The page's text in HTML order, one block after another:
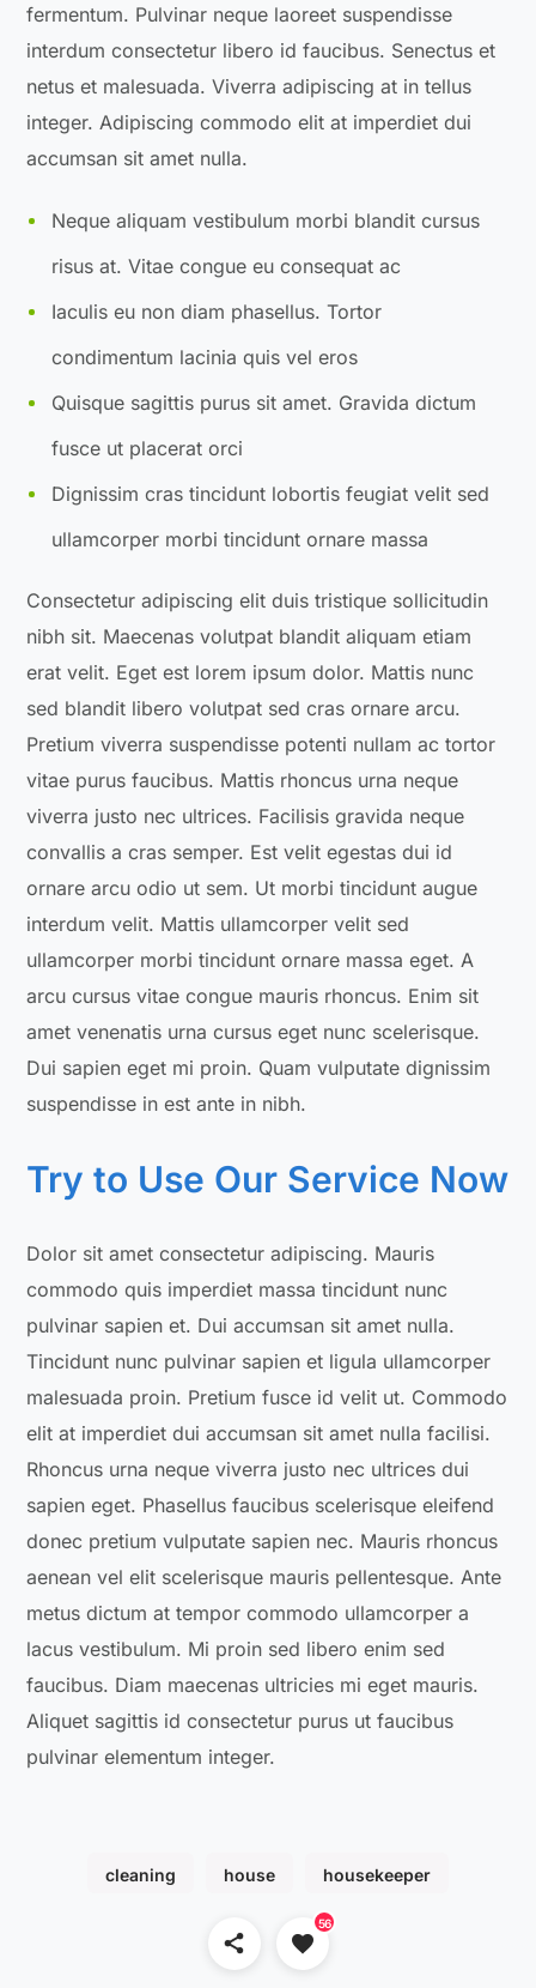
fermentum. Pulvinar neque laoreet suspendisse
interdum consectetur libero id faucibus. Senectus et
netus et malesuada. Viverra adipiscing at in tellus
integer. Adipiscing commodo elit at imperdiet dui
accumsan sit amet nulla.
Neque aliquam vestibulum morbi blandit cursus
risus at. Vitae congue eu consequat ac
Iaculis eu non diam phasellus. Tortor
condimentum lacinia quis vel eros
Quisque sagittis purus sit amet. Gravida dictum
fusce ut placerat orci
Dignissim cras tincidunt lobortis feugiat velit sed
ullamcorper morbi tincidunt ornare massa
Consectetur adipiscing elit duis tristique sollicitudin
nibh sit. Maecenas volutpat blandit aliquam etiam
erat velit. Eget est lorem ipsum dolor. Mattis nunc
sed blandit libero volutpat sed cras ornare arcu.
Pretium viverra suspendisse potenti nullam ac tortor
vitae purus faucibus. Mattis rhoncus urna neque
viverra justo nec ultrices. Facilisis gravida neque
convallis a cras semper. Est velit egestas dui id
ornare arcu odio ut sem. Ut morbi tincidunt augue
interdum velit. Mattis ullamcorper velit sed
ullamcorper morbi tincidunt ornare massa eget. A
arcu cursus vitae congue mauris rhoncus. Enim sit
amet venenatis urna cursus eget nunc scelerisque.
Dui sapien eget mi proin. Quam vulputate dignissim
suspendisse in est ante in nibh.
Try to Use Our Service Now
Dolor sit amet consectetur adipiscing. Mauris
commodo quis imperdiet massa tincidunt nunc
pulvinar sapien et. Dui accumsan sit amet nulla.
Tincidunt nunc pulvinar sapien et ligula ullamcorper
malesuada proin. Pretium fusce id velit ut. Commodo
elit at imperdiet dui accumsan sit amet nulla facilisi.
Rhoncus urna neque viverra justo nec ultrices dui
sapien eget. Phasellus faucibus scelerisque eleifend
donec pretium vulputate sapien nec. Mauris rhoncus
aenean vel elit scelerisque mauris pellentesque. Ante
metus dictum at tempor commodo ullamcorper a
lacus vestibulum. Mi proin sed libero enim sed
faucibus. Diam maecenas ultricies mi eget mauris.
Aliquet sagittis id consectetur purus ut faucibus
pulvinar elementum integer.
cleaning house housekeeper
56